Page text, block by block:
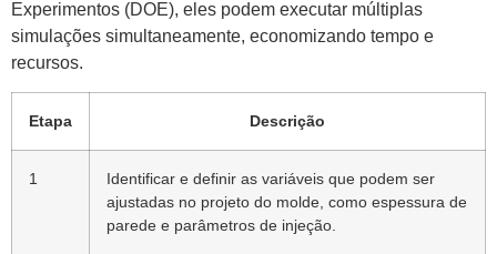
Experimentos (DOE), eles podem executar múltiplas
simulações simultaneamente, economizando tempo e
recursos.
Etapa Descrição
1
Identificar e definir as variáveis ​​que podem ser
ajustadas no projeto do molde, como espessura de
parede e parâmetros de injeção.